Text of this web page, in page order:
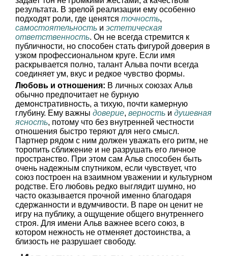
результата. В зрелой реализации ему особенно
подходят роли, где ценятся точность,
самостоятельность и эстетическая
ответственность. Он не всегда стремится к
публичности, но способен стать фигурой доверия в
узком профессиональном круге. Если имя
раскрывается полно, талант Альва почти всегда
соединяет ум, вкус и редкое чувство формы.
Любовь и отношения: В личных союзах Альв
обычно предпочитает не бурную
демонстративность, а тихую, почти камерную
глубину. Ему важны доверие, верность и душевная
ясность, потому что без внутренней честности
отношения быстро теряют для него смысл.
Партнер рядом с ним должен уважать его ритм, не
торопить сближение и не разрушать его личное
пространство. При этом сам Альв способен быть
очень надежным спутником, если чувствует, что
союз построен на взаимном уважении и культурном
родстве. Его любовь редко выглядит шумно, но
часто оказывается прочной именно благодаря
сдержанности и вдумчивости. В паре он ценит не
игру на публику, а ощущение общего внутреннего
строя. Для имени Альв важнее всего союз, в
котором нежность не отменяет достоинства, а
близость не разрушает свободу.